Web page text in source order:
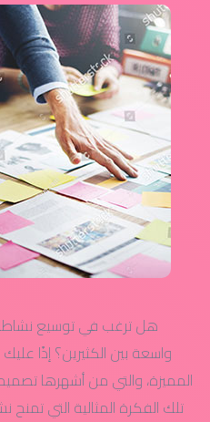
هل ترغب في توسيع
واسعة بين الكثيرين؟ إذًا
تلك الفكرة المثالية التي تمنح